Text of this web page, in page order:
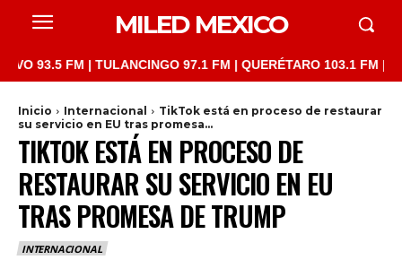
MILED MEXICO
FM | TULANCINGO 97.1 FM | QUERÉTARO 103.1 FM |
Inicio Internacional
TikTok está en proceso de restaurar
su servicio en EU tras promesa...
TIKTOK ESTÁ EN PROCESO DE
RESTAURAR SU SERVICIO EN EU
TRAS PROMESA DE TRUMP
INTERNACIONAL